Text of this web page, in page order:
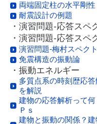
両端固定柱の水平剛
耐震設計の例題
・演習問題-応答スペ
・演習問題-応答スペ
演習問題-梅村スペク
免震構造の振動論
・振動エネルギー
多質点系の時刻歴応
を解説
建物の応答解析って
Ｐｓ
建物と振動の関係？